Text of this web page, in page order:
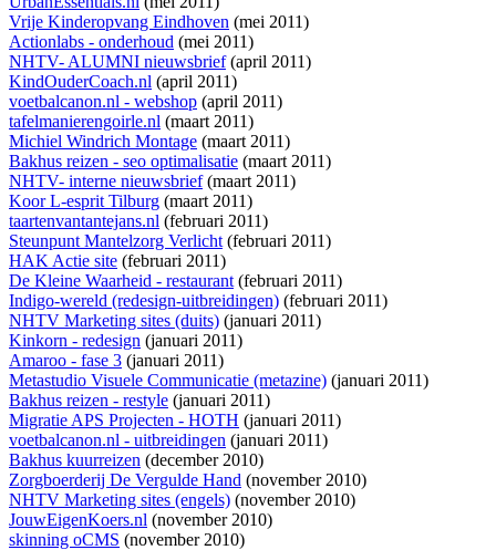
Vrije Kinderopvang Eindhoven (mei 2011)
Actionlabs - onderhoud (mei 2011)
NHTV- ALUMNI nieuwsbrief(april 2011)
KindOuderCoach.nl (april 2011)
voetbalcanon.nl - webshop (april 2011)
tafelmanierengoirle.nl (maart 2011)
Michiel Windrich Montage (maart 2011)
Bakhus reizen - seo optimalisatie (maart 2011)
NHTV- interne nieuwsbrief(maart 2011)
Koor L-esprit Tilburg (maart 2011)
taartenvantantejans.nl (februari 2011)
Steunpunt Mantelzorg Verlicht(februari 2011)
HAK Actie site (februari 2011)
De Kleine Waarheid - restaurant(februari 2011)
Indigo-wereld (redesign-uitbreidingen) (februari 2011)
NHTV Marketing sites (duits) (januari 2011)
Kinkorn - redesign (januari 2011)
Amaroo - fase 3 (januari 2011)
Metastudio Visuele Communicatie (metazine) (januari 2011)
Bakhus reizen - restyle (januari 2011)
Migratie APS Projecten - HOTH (januari 2011)
voetbalcanon.nl - uitbreidingen (januari 2011)
Bakhus kuurreizen (december 2010)
Zorgboerderij De Vergulde Hand (november 2010)
NHTV Marketing sites (engels) (november 2010)
JouwEigenKoers.nl (november 2010)
skinning oCMS (november 2010)